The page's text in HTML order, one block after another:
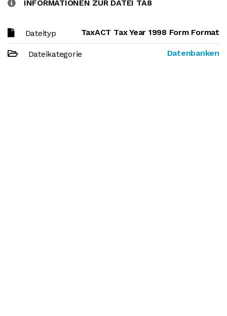
INFORMATIONEN ZUR DATEI TA8
Dateityp TaxACT Tax Year 1998 Form Format
Dateikategorie Datenbanken